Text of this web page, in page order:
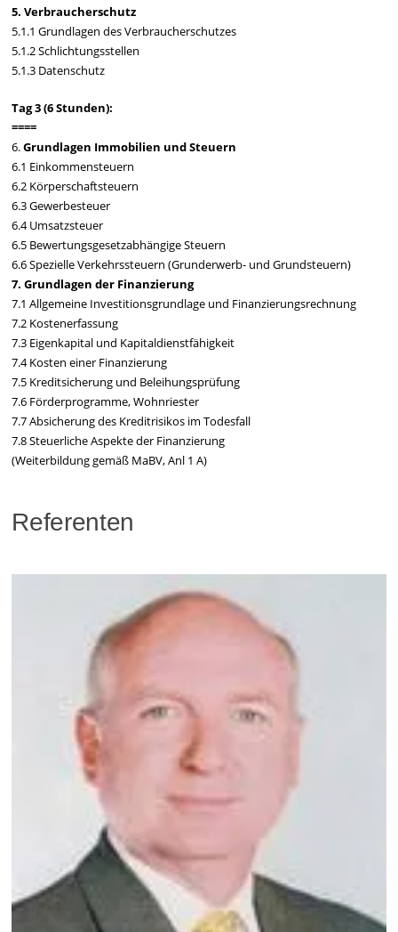
5. Verbraucherschutz
5.1.1 Grundlagen des Verbraucherschutzes
5.1.2 Schlichtungsstellen
5.1.3 Datenschutz
Tag 3 (6 Stunden):
====
6.Grundlagen Immobilien und Steuern
6.1 Einkommensteuern
6.2 Körperschaftsteuern
6.3 Gewerbesteuer
6.4 Umsatzsteuer
6.5 Bewertungsgesetzabhängige Steuern
6.6 Spezielle Verkehrssteuern (Grunderwerb- und Grundsteuern)
7. Grundlagen der Finanzierung
7.1 Allgemeine Investitionsgrundlage und Finanzierungsrechnung
7.2 Kostenerfassung
7.3 Eigenkapital und Kapitaldienstfähigkeit
7.4 Kosten einer Finanzierung
7.5 Kreditsicherung und Beleihungsprüfung
7.6 Förderprogramme, Wohnriester
7.7 Absicherung des Kreditrisikos im Todesfall
7.8 Steuerliche Aspekte der Finanzierung
(Weiterbildung gemäß MaBV, Anl 1 A)
Referenten